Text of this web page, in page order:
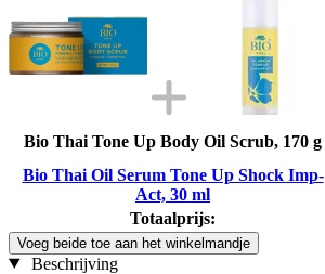
Bio Thai Tone Up Body Oil Scrub, 170 g
Bio Thai Oil Serum Tone Up Shock Imp-
Act, 30 ml
Totaalprijs:
Voeg beide toe aan het winkelmandje
Beschrijving